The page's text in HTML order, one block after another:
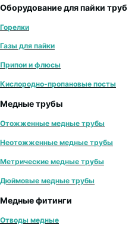
Оборудование для пайки труб
Горелки
Газы для пайки
Припои и флюсы
Кислородно-пропановые посты
Медные трубы
Отожженные медные трубы
Неотожженные медные трубы
Метрические медные трубы
Дюймовые медные трубы
Медные фитинги
Отводы медные